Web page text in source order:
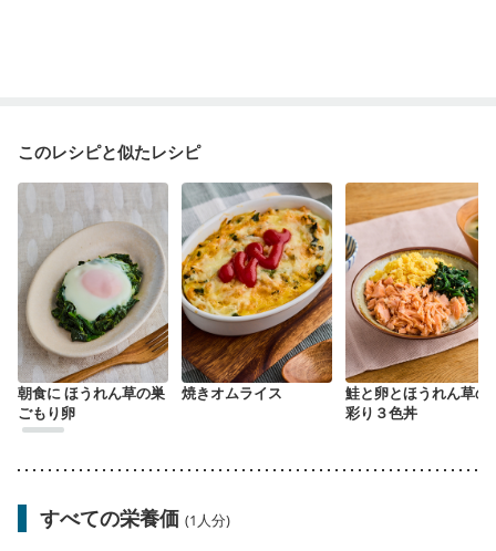
このレシピと似たレシピ
朝食に ほうれん草の巣
ごもり卵
焼きオムライス
鮭と卵とほうれん草の
彩り３色丼
すべての栄養価 (1人分)